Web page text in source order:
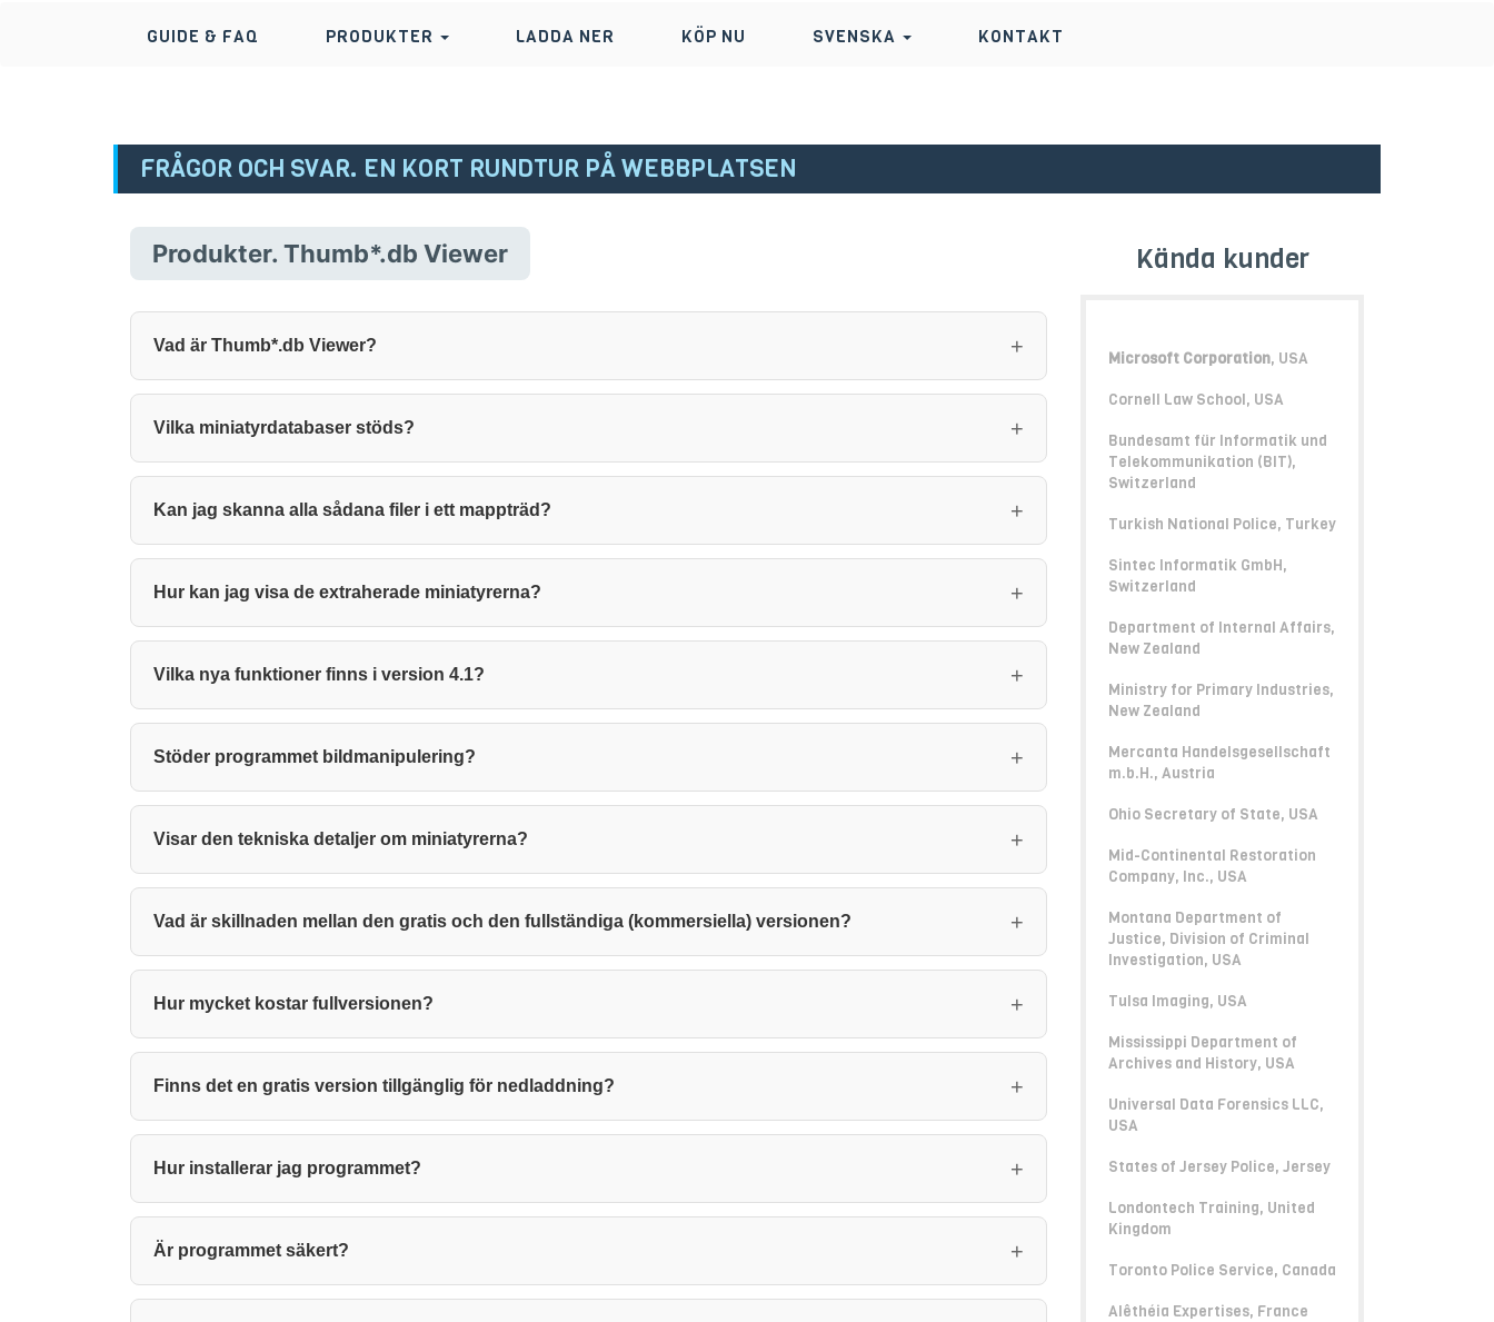
GUIDE & FAQ PRODUKTER LADDA NER KÖP NU SVENSKA KONTAKT
FRÅGOR OCH SVAR. EN KORT RUNDTUR PÅ WEBBPLATSEN
Produkter. Thumb*.db Viewer
Vad är Thumb*.db Viewer?
Vilka miniatyrdatabaser stöds?
Kan jag skanna alla sådana filer i ett mappträd?
Hur kan jag visa de extraherade miniatyrerna?
Vilka nya funktioner finns i version 4.1?
Stöder programmet bildmanipulering?
Visar den tekniska detaljer om miniatyrerna?
Vad är skillnaden mellan den gratis och den fullständiga (kommersiella) versionen?
Hur mycket kostar fullversionen?
Finns det en gratis version tillgänglig för nedladdning?
Hur installerar jag programmet?
Är programmet säkert?
Kända kunder
Microsoft Corporation, USA
Cornell Law School, USA
Bundesamt für Informatik und
Telekommunikation (BIT),
Switzerland
Turkish National Police, Turkey
Sintec Informatik GmbH,
Switzerland
Department of Internal Affairs,
New Zealand
Ministry for Primary Industries,
New Zealand
Mercanta Handelsgesellschaft
m.b.H., Austria
Ohio Secretary of State, USA
Mid-Continental Restoration
Company, Inc., USA
Montana Department of
Justice, Division of Criminal
Investigation, USA
Tulsa Imaging, USA
Mississippi Department of
Archives and History, USA
Universal Data Forensics LLC,
USA
States of Jersey Police, Jersey
Londontech Training, United
Kingdom
Toronto Police Service, Canada
Alêthéia Expertises, France